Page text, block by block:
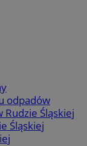
odpadów
Rudzie Śląskiej
Śląskiej